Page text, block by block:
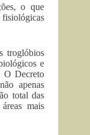
o que
fisiológicas
troglóbios
e
O Decreto
apenas
total das
mais